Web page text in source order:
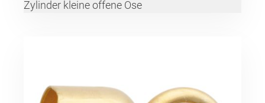
Zylinder kleine offene Öse